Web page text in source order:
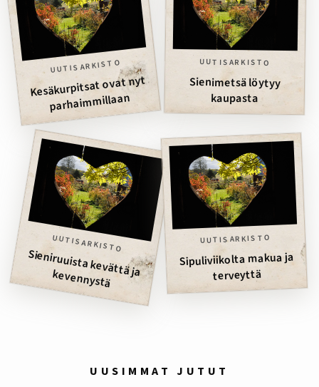
UUTISARKISTO
Kesäkurpitsat ovat nyt
parhaimmillaan
UUTISARKISTO
Sienimetsä löytyy
kaupasta
UUTISARKISTO
Sieniruuista kevättä ja kevennystä
UUTISARKISTO
Sipuliviikolta makua ja
terveyttä
UUSIMMAT JUTUT